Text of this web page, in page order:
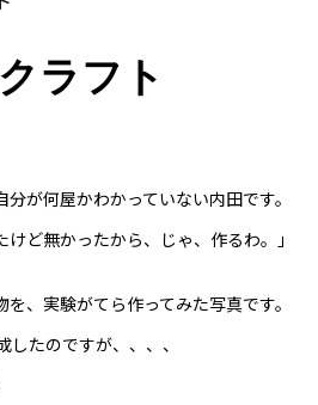
ラフト
が何屋かわかっていない内田です。
ど無かったから、じゃ、作るわ。」
、実験がてら作ってみた写真です。
たのですが、、、、